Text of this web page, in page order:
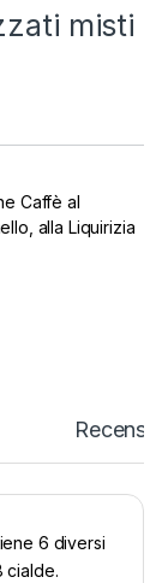
misti
Caffè al
alla Liquirizia
6 diversi
cialde.